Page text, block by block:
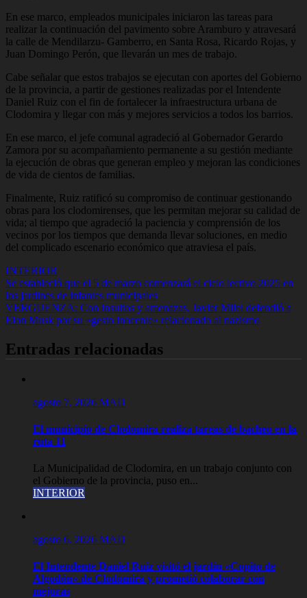
En ese marco, empleados municipales iniciaron las tareas para
realizar la continuación del pavimento sobre Aramburo y atravesará
la calle de Mendilarzu- Gamberro, en Santa Rosa, Ricardo Rojas, y
Juan Domingo Perón, que llevarán un mes de trabajo.
Cabe señalar que estos trabajos se ejecutan con aportes del Gobierno
de la provincia, a partir de gestiones realizadas por el Intendente
Daniel Ruiz con el fin de fortalecer la infraestructura urbana de
Clodomira y llegar con más y mejores servicios a todos los barrios.
En ese marco, el jefe comunal agradeció al Gobernador Gerardo
Zamora por su acompañamiento permanente a su gestión mediante
la ejecución de obras que generan empleo y mejoran las condiciones
de vida de cientos de familias.
Finalmente, Ruiz ratificó su compromiso de continuar gestionando
obras para los clodomirenses, que les permitan mejorar su calidad de
vida; al tiempo que agradeció la paciencia y comprensión de los
vecinos por los tiempos que demanda llevar soluciones, en medio
del complicado escenario económico que atraviesa el país.
INTERIOR
Navegación
de
entradas
Se estableció que el 5 de marzo comenzará el ciclo lectivo 2025 en
los jardines de infantes municipales
VERGUENZA: Con insultos y amenazas, Javier Milei defendió a
Elon Musk por su «gesto inocente» relacionado al nazismo
Entradas relacionadas
agosto 7, 2026 MAD
El municipio de Clodomira realiza tareas de bacheo en la
ruta 11
La Municipalidad de Clodomira, en un trabajo conjunto con
el Gobierno de la provincia, puso en...
INTERIOR
agosto 6, 2026 MAD
El Intendente Daniel Ruiz visitó el jardín «Copito de
Algodón» de Clodomira y prometió colaborar con
mejoras